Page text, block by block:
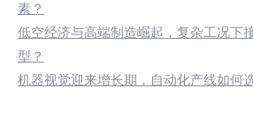
素？
低空经济与高端制造崛起，复杂工况下
型？
机器视觉迎来增长期，自动化产线如何